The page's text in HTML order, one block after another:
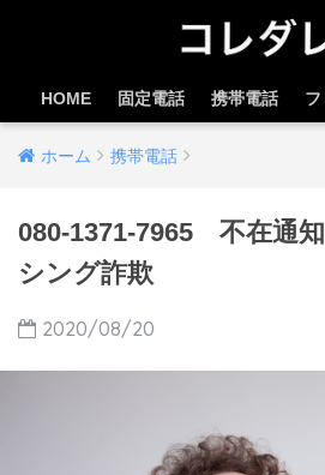
HOME 固定電話 携帯電話
ホーム 携帯電話
080-1371-7965 不在通
シング詐欺
2020/08/20